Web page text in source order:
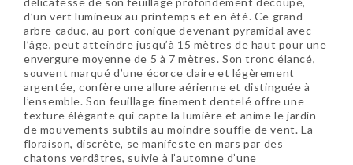
d’un vert lumineux au printemps et en été. Ce grand
arbre caduc, au port conique devenant pyramidal avec
l’âge, peut atteindre jusqu’à 15 mètres de haut pour une
envergure moyenne de 5 à 7 mètres. Son tronc élancé,
souvent marqué d’une écorce claire et légèrement
argentée, confère une allure aérienne et distinguée à
l’ensemble. Son feuillage finement dentelé offre une
texture élégante qui capte la lumière et anime le jardin
de mouvements subtils au moindre souffle de vent. La
floraison, discrète, se manifeste en mars par des
chatons verdâtres, suivie à l’automne d’une